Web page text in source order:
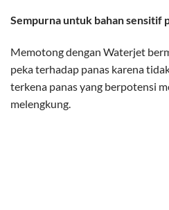
Sempurna untuk bahan sensitif
Memotong dengan Waterjet
peka terhadap panas karena
terkena panas yang berpotensi
melengkung.